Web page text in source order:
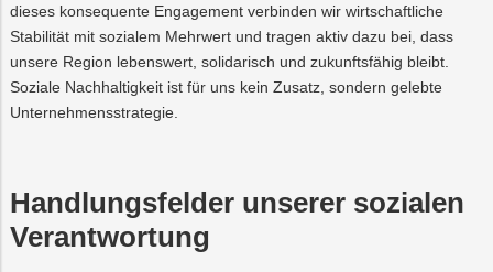
dieses konsequente Engagement verbinden wir wirtschaftliche
Stabilität mit sozialem Mehrwert und tragen aktiv dazu bei, dass
unsere Region lebenswert, solidarisch und zukunftsfähig bleibt.
Soziale Nachhaltigkeit ist für uns kein Zusatz, sondern gelebte
Unternehmensstrategie.
Handlungsfelder unserer sozialen
Verantwortung